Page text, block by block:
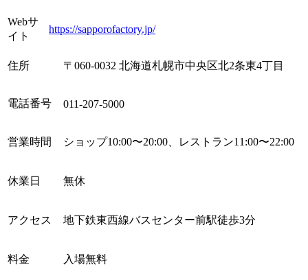
Webサ
イト
https://sapporofactory.jp/
住所 〒060-0032 北海道札幌市中央区北2条東4丁目
電話番号 011-207-5000
営業時間 ショップ10:00〜20:00、レストラン11:00〜22:00
休業日 無休
アクセス 地下鉄東西線バスセンター前駅徒歩3分
料金 入場無料